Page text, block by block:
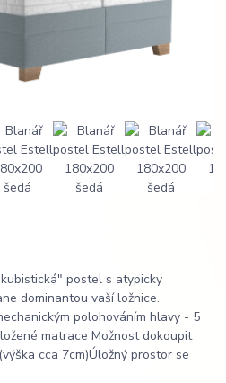
postel s atypicky
dominantou vaší ložnice.
polohováním hlavy - 5
matrace Možnost dokoupit
cca 7cm)Úložný prostor se